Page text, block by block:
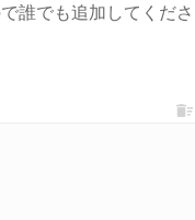
誰でも追加してくださ